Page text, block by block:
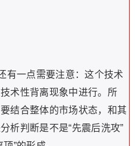
有一点需要注意：这个技术
术性背离现象中进行。所
结合整体的市场状态，和其
析判断是不是“先震后洗攻”